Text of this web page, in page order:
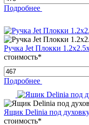
Подробнее
Ручка Jet Плокки
стоимость*
Подробнее
Ящик Delinia под
стоимость*